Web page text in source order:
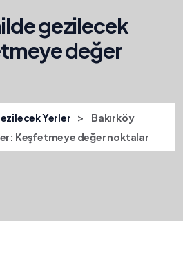
gezilecek
değer
Yerler >
Bakırköy
Keşfetmeye değer noktalar